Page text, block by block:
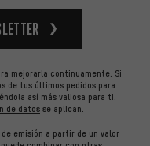
mejorarla continuamente. Si
de tus últimos pedidos para
así más valiosa para ti.
de datos se aplican.
emisión a partir de un valor